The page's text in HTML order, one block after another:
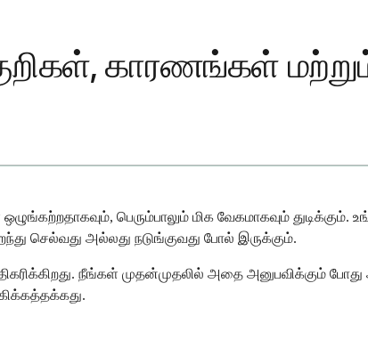
காரணங்கள்
பெரும்பாலும் மிக வேகமாகவும்
செல்வது அல்லது நடுங்குவது போல் இருக்கும்.
நீங்கள் முதன்முதலில் அதை அனுபவிக்கும்